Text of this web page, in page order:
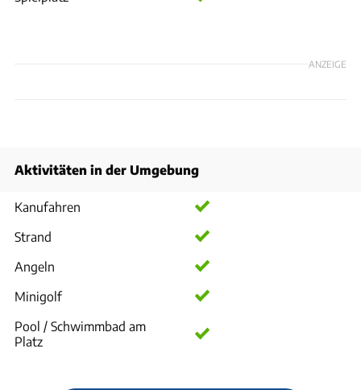
ANZEIGE
Aktivitäten in der Umgebung
Kanufahren
Strand
Angeln
Minigolf
Pool / Schwimmbad am
Platz